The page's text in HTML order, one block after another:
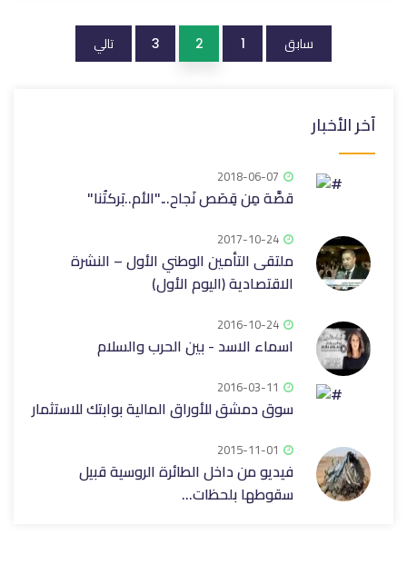
سابق 1
2
3 تالي
آخر الأخبار
2018-06-07
قصَّة مِن قِصَص نَجاح..."الأم..بَركتُنا"
2017-10-24
ملتقى التأمين الوطني الأول – النشرة
الاقتصادية (اليوم الأول)
2016-10-24
اسماء الاسد - بين الحرب والسلام
2016-03-11
سوق دمشق للأوراق المالية بوابتك للاستثمار
2015-11-01
فيديو من داخل الطائرة الروسية قبيل
سقوطها بلحظات...